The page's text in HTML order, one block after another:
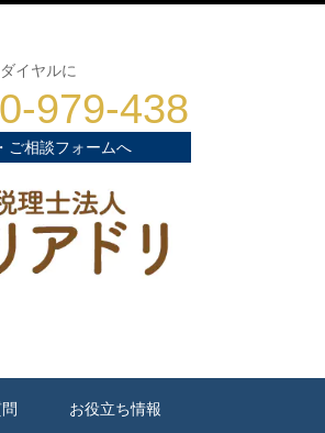
イヤルに
979-438
ご相談フォームへ
お役立ち情報